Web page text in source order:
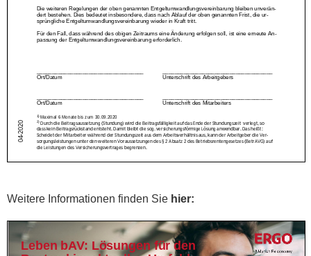
Weitere Informationen finden Sie hier: